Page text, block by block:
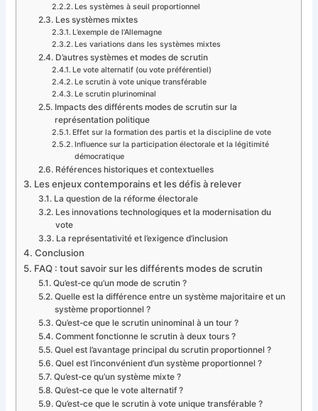
Les systèmes à seuil proportionnel
Les systèmes mixtes
L’exemple de l’Allemagne
Les variations dans les systèmes mixtes
D’autres systèmes et modes de scrutin
Le vote alternatif (ou vote préférentiel)
Le scrutin à vote unique transférable
Le scrutin plurinominal
Impacts des différents modes de scrutin sur la
représentation politique
Effet sur la formation des partis et la discipline de vote
Influence sur la participation électorale et la légitimité
démocratique
Références historiques et contextuelles
Les enjeux contemporains et les défis à relever
La question de la réforme électorale
Les innovations technologiques et la modernisation du
vote
La représentativité et l’exigence d’inclusion
Conclusion
FAQ : tout savoir sur les différents modes de scrutin
Qu’est-ce qu’un mode de scrutin ?
Quelle est la différence entre un système majoritaire et un
système proportionnel ?
Qu’est-ce que le scrutin uninominal à un tour ?
Comment fonctionne le scrutin à deux tours ?
Quel est l’avantage principal du scrutin proportionnel ?
Quel est l’inconvénient d’un système proportionnel ?
Qu’est-ce qu’un système mixte ?
Qu’est-ce que le vote alternatif ?
Qu’est-ce que le scrutin à vote unique transférable ?